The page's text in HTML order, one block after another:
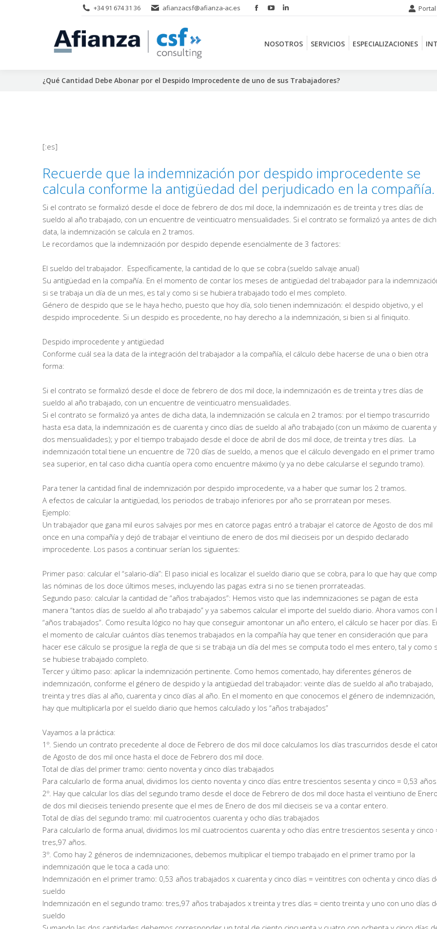
+34 91 674 31 36 afianzacsf@afianza-ac.es
Facebook
opens
window
YouTube
opens
window
Linkedin
opens
window
NOSOTROS SERVICIOS ESPECIALIZACIONES
¿Qué Cantidad Debe Abonar por el Despido Improcedente de uno de sus Trabajadores?
[:es]
Recuerde que la indemnización por despido improcedente se
calcula conforme la antigüedad del perjudicado en la compañía.
Si el contrato se formalizó desde el doce de febrero de dos mil doce, la indemnización es de treinta y tres días de
sueldo al año trabajado, con un encuentre de veinticuatro mensualidades. Si el contrato se formalizó ya antes de
data, la indemnización se calcula en 2 tramos.
Le recordamos que la indemnización por despido depende esencialmente de 3 factores:
El sueldo del trabajador. Específicamente, la cantidad de lo que se cobra (sueldo salvaje anual)
Su antigüedad en la compañía. En el momento de contar los meses de antigüedad del trabajador para la
si se trabaja un día de un mes, es tal y como si se hubiera trabajado todo el mes completo.
Género de despido que se le haya hecho, puesto que hoy día, solo tienen indemnización: el despido objetivo, y el
despido improcedente. Si un despido es procedente, no hay derecho a la indemnización, si bien si al finiquito.
Despido improcedente y antigüedad
Conforme cuál sea la data de la integración del trabajador a la compañía, el cálculo debe hacerse de una o bien otra
forma:
Si el contrato se formalizó desde el doce de febrero de dos mil doce, la indemnización es de treinta y tres días de
sueldo al año trabajado, con un encuentre de veinticuatro mensualidades.
Si el contrato se formalizó ya antes de dicha data, la indemnización se calcula en 2 tramos: por el tiempo trascurrido
hasta esa data, la indemnización es de cuarenta y cinco días de sueldo al año trabajado (con un máximo de cuarenta y
dos mensualidades); y por el tiempo trabajado desde el doce de abril de dos mil doce, de treinta y tres días. La
indemnización total tiene un encuentre de 720 días de sueldo, a menos que el cálculo devengado en el primer tramo
sea superior, en tal caso dicha cuantía opera como encuentre máximo (y ya no debe calcularse el segundo tramo).
Para tener la cantidad final de indemnización por despido improcedente, va a haber que sumar los 2 tramos.
A efectos de calcular la antigüedad, los periodos de trabajo inferiores por año se prorratean por meses.
Ejemplo:
Un trabajador que gana mil euros salvajes por mes en catorce pagas entró a trabajar el catorce de Agosto de dos mil
once en una compañía y dejó de trabajar el veintiuno de enero de dos mil dieciseis por un despido declarado
improcedente. Los pasos a continuar serían los siguientes:
Primer paso: calcular el “salario-día”: El paso inicial es localizar el sueldo diario que se cobra, para lo que hay que
las nóminas de los doce últimos meses, incluyendo las pagas extra si no se tienen prorrateadas.
Segundo paso: calcular la cantidad de “años trabajados”: Hemos visto que las indemnizaciones se pagan de esta
manera “tantos días de sueldo al año trabajado” y ya sabemos calcular el importe del sueldo diario. Ahora vamos con
“años trabajados”. Como resulta lógico no hay que conseguir amontonar un año entero, el cálculo se hacer por días.
el momento de calcular cuántos días tenemos trabajados en la compañía hay que tener en consideración que para
hacer ese cálculo se prosigue la regla de que si se trabaja un día del mes se computa todo el mes entero, tal y como
se hubiese trabajado completo.
Tercer y último paso: aplicar la indemnización pertinente. Como hemos comentado, hay diferentes géneros de
indemnización, conforme el género de despido y la antigüedad del trabajador: veinte días de sueldo al año trabajado,
treinta y tres días al año, cuarenta y cinco días al año. En el momento en que conocemos el género de indemnización,
hay que multiplicarla por el sueldo diario que hemos calculado y los “años trabajados”
Vayamos a la práctica:
1º. Siendo un contrato precedente al doce de Febrero de dos mil doce calculamos los días trascurridos desde el
de Agosto de dos mil once hasta el doce de Febrero dos mil doce.
Total de días del primer tramo: ciento noventa y cinco días trabajados
Para calcularlo de forma anual, dividimos los ciento noventa y cinco días entre trescientos sesenta y cinco = 0,53
2º. Hay que calcular los días del segundo tramo desde el doce de Febrero de dos mil doce hasta el veintiuno de
de dos mil dieciseis teniendo presente que el mes de Enero de dos mil dieciseis se va a contar entero.
Total de días del segundo tramo: mil cuatrocientos cuarenta y ocho días trabajados
Para calcularlo de forma anual, dividimos los mil cuatrocientos cuarenta y ocho días entre trescientos sesenta y cinco
tres,97 años.
3º. Como hay 2 géneros de indemnizaciones, debemos multiplicar el tiempo trabajado en el primer tramo por la
indemnización que le toca a cada uno:
Indemnización en el primer tramo: 0,53 años trabajados x cuarenta y cinco días = veintitres con ochenta y cinco días
sueldo
Indemnización en el segundo tramo: tres,97 años trabajados x treinta y tres días = ciento treinta y uno con uno días
sueldo